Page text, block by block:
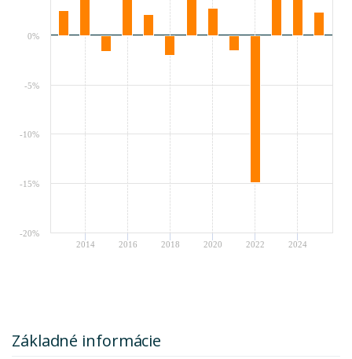
2014 2016 2018 2020 2022 2024
-20%
-15%
-10%
-5%
0%
Základné informácie